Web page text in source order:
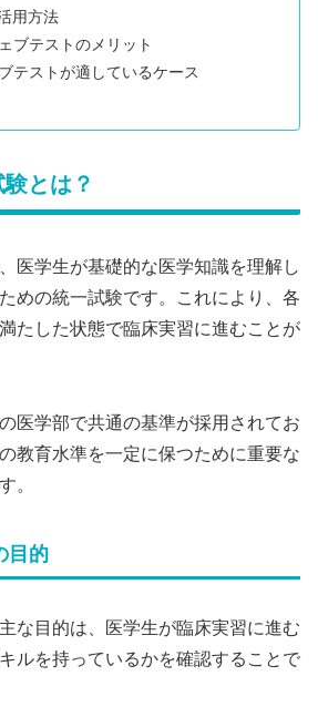
用方法
ブテストのメリット
テストが適しているケース
とは？
医学生が基礎的な医学知識を理解し
めの統一試験です。これにより、各
たした状態で臨床実習に進むことが
医学部で共通の基準が採用されてお
教育水準を一定に保つために重要な
。
目的
な目的は、医学生が臨床実習に進む
ルを持っているかを確認することで